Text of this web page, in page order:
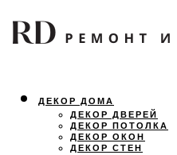
ДЕКОР ДОМА
ДЕКОР ДВЕРЕЙ
ДЕКОР ПОТОЛКА
ДЕКОР ОКОН
ДЕКОР СТЕН